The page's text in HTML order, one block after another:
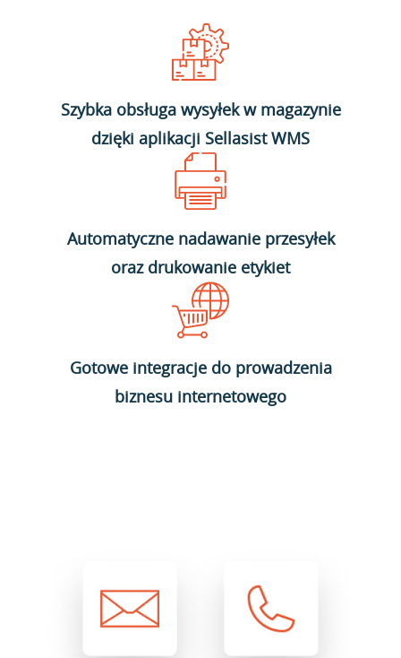
Szybka obsługa wysyłek w magazynie
dzięki aplikacji Sellasist WMS
Automatyczne nadawanie przesyłek
oraz drukowanie etykiet
Gotowe integracje do prowadzenia
biznesu internetowego